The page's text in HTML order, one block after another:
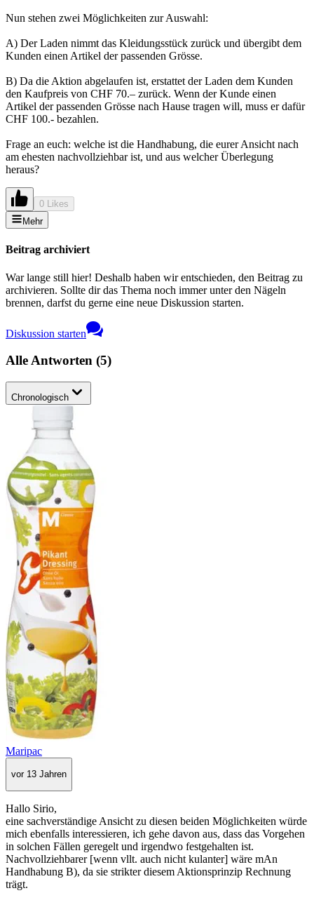
Nun stehen zwei Möglichkeiten zur Auswahl:
A) Der Laden nimmt das Kleidungsstück zurück und übergibt dem
Kunden einen Artikel der passenden Grösse.
B) Da die Aktion abgelaufen ist, erstattet der Laden dem Kunden
den Kaufpreis von CHF 70.– zurück. Wenn der Kunde einen
Artikel der passenden Grösse nach Hause tragen will, muss er dafür
CHF 100.- bezahlen.
Frage an euch: welche ist die Handhabung, die eurer Ansicht nach
am ehesten nachvollziehbar ist, und aus welcher Überlegung
heraus?
0 Likes
Mehr
Beitrag archiviert
War lange still hier! Deshalb haben wir entschieden, den Beitrag zu
archivieren. Sollte dir das Thema noch immer unter den Nägeln
brennen, darfst du gerne eine neue Diskussion starten.
Diskussion starten
Alle Antworten (5)
Chronologisch
Maripac
vor 13 Jahren
Hallo Sirio,
eine sachverständige Ansicht zu diesen beiden Möglichkeiten würde
mich ebenfalls interessieren, ich gehe davon aus, dass das Vorgehen
in solchen Fällen geregelt und irgendwo festgehalten ist.
Nachvollziehbarer [wenn vllt. auch nicht kulanter] wäre mAn
Handhabung B), da sie strikter diesem Aktionsprinzip Rechnung
trägt.